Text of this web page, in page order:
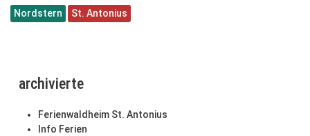
Nordstern St. Antonius
archivierte
Ferienwaldheim St. Antonius
Info Ferien